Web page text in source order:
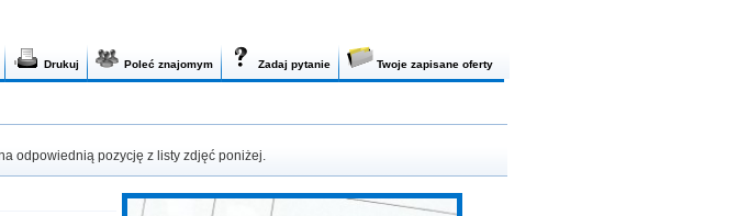
Drukuj Poleć znajomym Zadaj pytanie Twoje zapisane oferty
odpowiednią pozycję z listy zdjęć poniżej.